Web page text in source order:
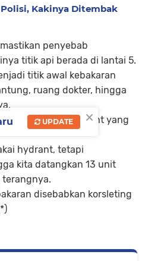
Kakinya Ditembak
penyebab
titik api berada di lantai 5.
titik awal kebakaran
ruang dokter, hingga
terkendala hydrant yang
hydrant, tetapi
kita datangkan 13 unit
disebabkan korsleting
×
UPDATE